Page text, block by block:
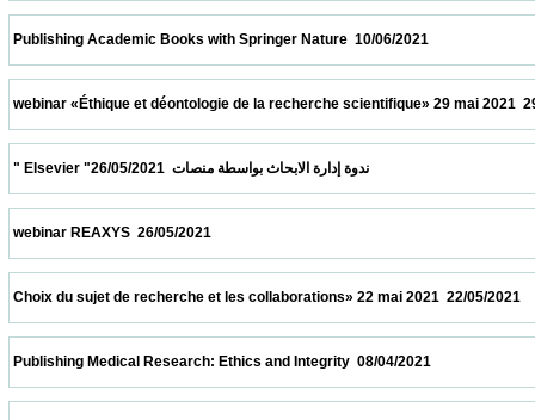
Publishing Academic Books with Springer Nature  10/06/2021
webinar «Éthique et déontologie de la recherche scientifique» 29
webinar REAXYS  26/05/2021
Choix du sujet de recherche et les collaborations» 22 mai 2021
Publishing Medical Research: Ethics and Integrity  08/04/2021